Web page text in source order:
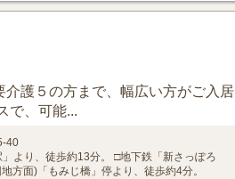
護５の方まで、幅広い方がご入居
で、可能...
40
より、徒歩約13分。
□地下鉄「新さっぽろ
方面)「もみじ橋」停より、徒歩約4分。